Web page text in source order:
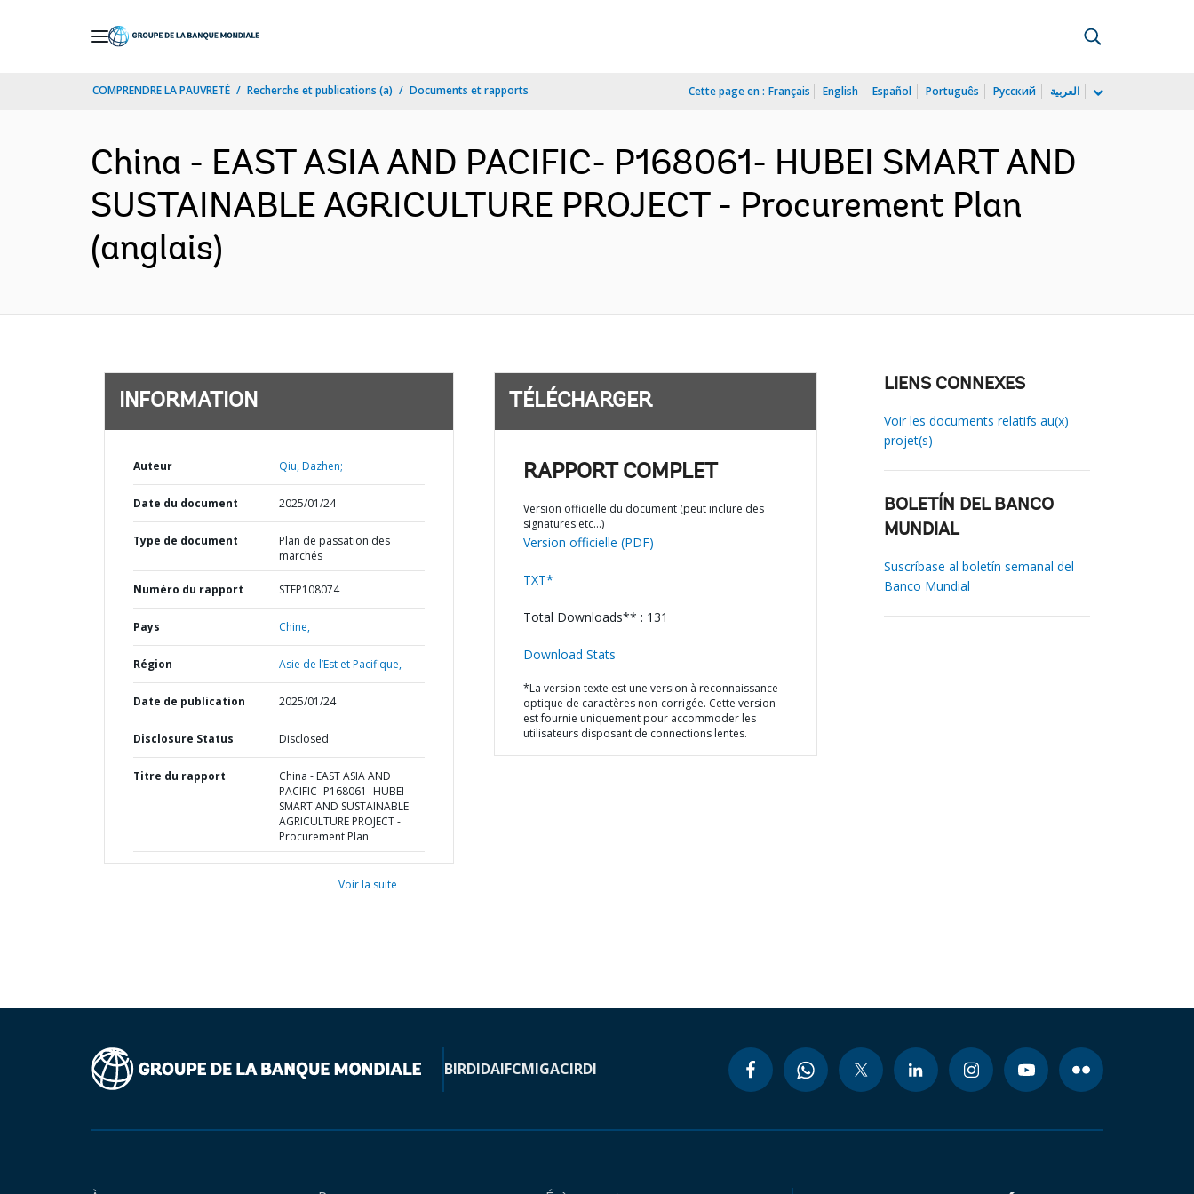
COMPRENDRE LA PAUVRETÉ Recherche et publications (a) Documents et rapports Cette page en : Français English Español Português Русский العربية
China - EAST ASIA AND PACIFIC- P168061- HUBEI SMART AND
SUSTAINABLE AGRICULTURE PROJECT - Procurement Plan
(anglais)
INFORMATION
Auteur Qiu, Dazhen;
Date du document 2025/01/24
Type de document
Plan de passation des
marchés
Numéro du rapport STEP108074
Pays Chine,
Région Asie de l’Est et Pacifique,
Date de publication 2025/01/24
Disclosure Status Disclosed
Titre du rapport
China - EAST ASIA AND
PACIFIC- P168061- HUBEI
SMART AND SUSTAINABLE
AGRICULTURE PROJECT -
Procurement Plan
Voir la suite
TÉLÉCHARGER
RAPPORT COMPLET
Version officielle du document (peut inclure des
signatures etc…)
Version officielle (PDF)
TXT*
Total Downloads** : 131
Download Stats
*La version texte est une version à reconnaissance
optique de caractères non-corrigée. Cette version
est fournie uniquement pour accommoder les
utilisateurs disposant de connections lentes.
LIENS CONNEXES
Voir les documents relatifs au(x)
projet(s)
BOLETÍN DEL BANCO
MUNDIAL
Suscríbase al boletín semanal del
Banco Mundial
BIRDIDAIFCMIGACIRDI